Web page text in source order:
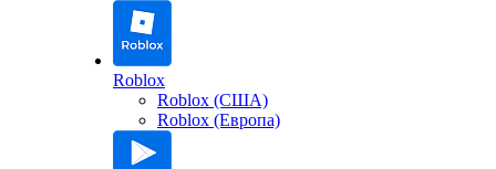
Roblox
Roblox (США)
Roblox (Европа)